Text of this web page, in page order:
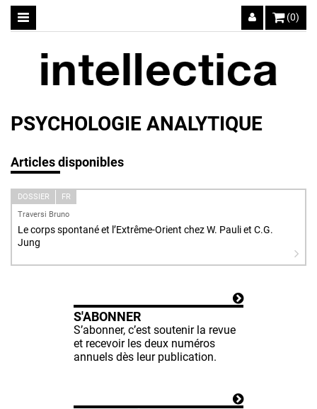
(0)
PSYCHOLOGIE ANALYTIQUE
Articles disponibles
DOSSIER
FR
Traversi Bruno
Le corps spontané et l’Extrême-Orient chez W. Pauli et C.G.
Jung
S'ABONNER
S’abonner, c’est soutenir la revue
et recevoir les deux numéros
annuels dès leur publication.